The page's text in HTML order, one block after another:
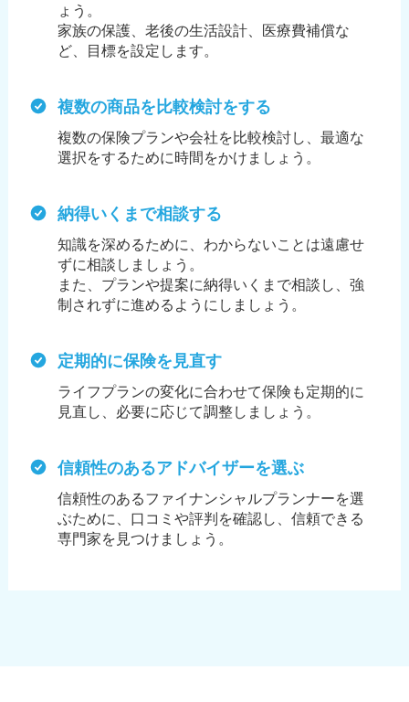
ょう。
家族の保護、老後の生活設計、医療費補償な
ど、目標を設定します。
複数の商品を比較検討をする
複数の保険プランや会社を比較検討し、最適な
選択をするために時間をかけましょう。
納得いくまで相談する
知識を深めるために、わからないことは遠慮せ
ずに相談しましょう。
また、プランや提案に納得いくまで相談し、強
制されずに進めるようにしましょう。
定期的に保険を見直す
ライフプランの変化に合わせて保険も定期的に
見直し、必要に応じて調整しましょう。
信頼性のあるアドバイザーを選ぶ
信頼性のあるファイナンシャルプランナーを選
ぶために、 口コミや評判を確認し、信頼できる
専門家を見つけましょう。